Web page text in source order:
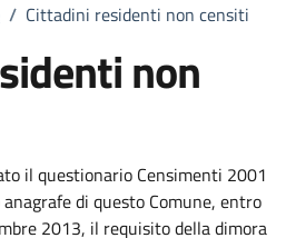
/ Cittadini residenti non censiti
non
notizia
il questionario Censimenti 2001
di questo Comune, entro
2013, il requisito della dimora